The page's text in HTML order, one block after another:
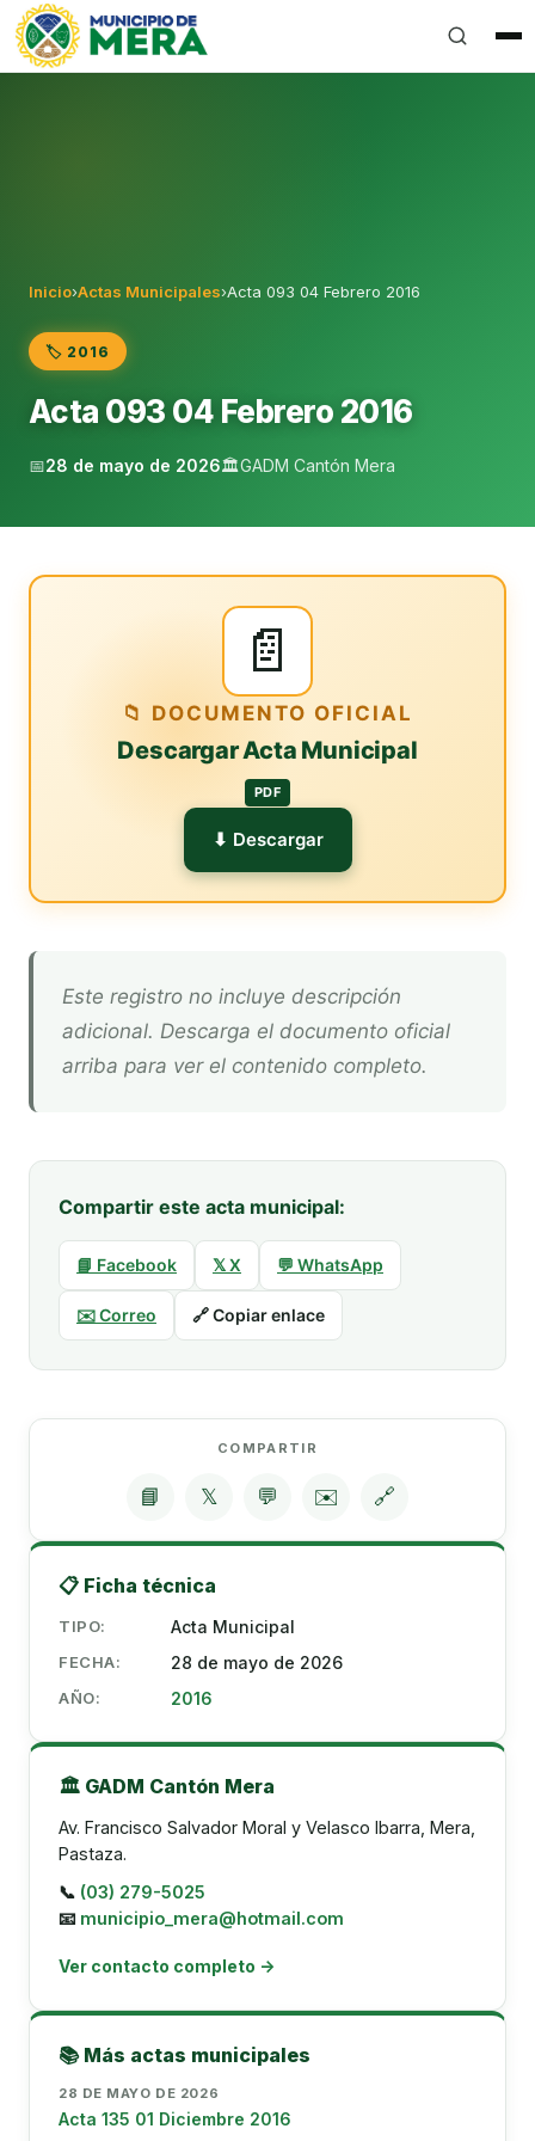
Gobierno Autónomo Descentralizado Municipal del
Inicio›Actas Municipales›Acta 093 04 Febrero 2016
🏷️ 2016
Acta 093 04 Febrero 2016
📅28 de mayo de 2026🏛️GADM Cantón Mera
📄
📁 DOCUMENTO OFICIAL
Descargar Acta Municipal
PDF
⬇ Descargar
Este registro no incluye descripción
adicional. Descarga el documento oficial
arriba para ver el contenido completo.
Compartir este acta municipal:
📘 Facebook 𝕏 X 💬 WhatsApp
✉️ Correo 🔗 Copiar enlace
COMPARTIR
📘 𝕏 💬 ✉️ 🔗
📋 Ficha técnica
TIPO: Acta Municipal
FECHA: 28 de mayo de 2026
AÑO: 2016
🏛️ GADM Cantón Mera
Av. Francisco Salvador Moral y Velasco Ibarra, Mera,
Pastaza.
📞 (03) 279-5025
📧 municipio_mera@hotmail.com
Ver contacto completo →
📚 Más actas municipales
28 DE MAYO DE 2026
Acta 135 01 Diciembre 2016